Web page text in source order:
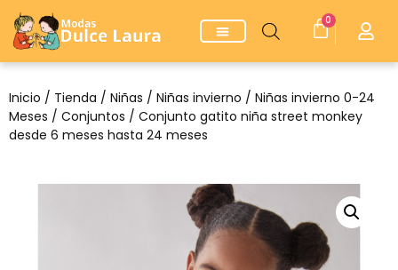
0
Inicio / Tienda / Niñas / Niñas invierno / Niñas invierno 0-24
Meses / Conjuntos / Conjunto gatito niña street monkey
desde 6 meses hasta 24 meses